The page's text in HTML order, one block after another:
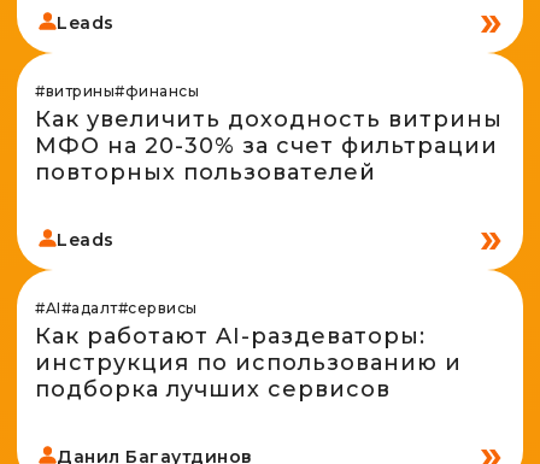
Leads
#витрины#финансы
Как увеличить доходность витрины
МФО на 20-30% за счет фильтрации
повторных пользователей
Leads
#AI#адалт#сервисы
Как работают AI-раздеваторы:
инструкция по использованию и
подборка лучших сервисов
Данил Багаутдинов